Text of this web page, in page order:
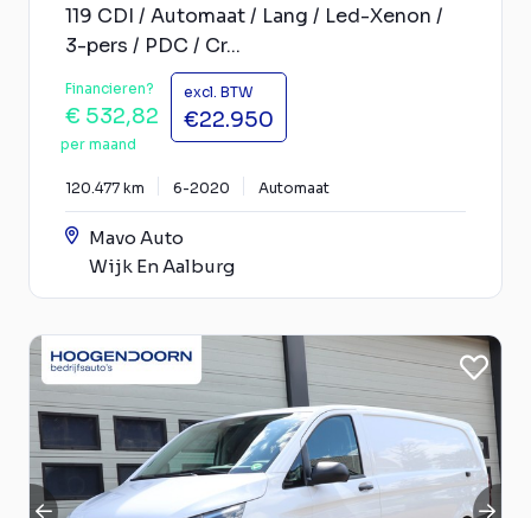
119 CDI / Automaat / Lang / Led-Xenon /
3-pers / PDC / Cr...
Financieren?
€ 532,82
per maand
excl. BTW
€22.950
120.477 km 6-2020 Automaat
Mavo Auto
Wijk En Aalburg